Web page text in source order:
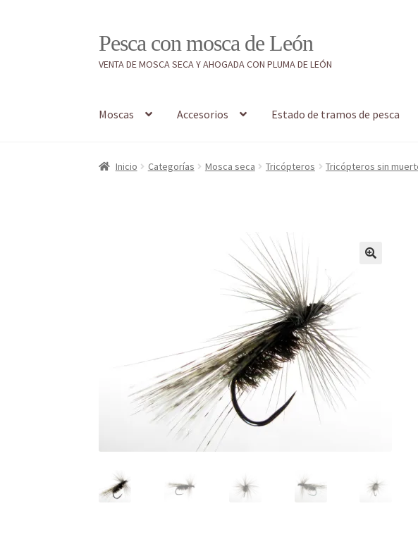
Ir
a
la
Ir
al
contenido
Pesca con mosca de León
VENTA DE MOSCA SECA Y AHOGADA CON PLUMA DE LEÓN
Moscas Accesorios Estado de tramos de pesca
Inicio #7897 (sin título) Caja Estado de tramos de pesca
Inicio Categorías Mosca seca Tricópteros Tricópteros sin